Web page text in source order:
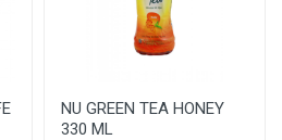
NU GREEN TEA HONEY
330 ML